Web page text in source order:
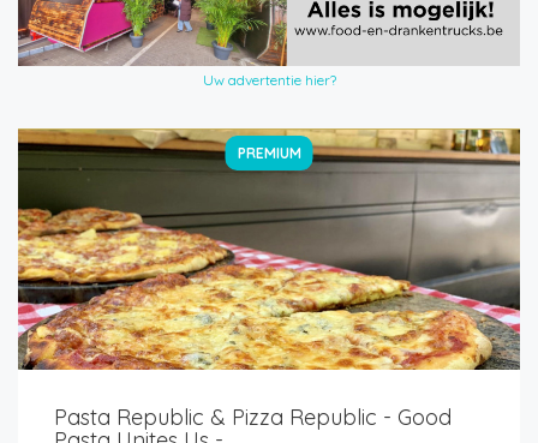
Uw advertentie hier?
PREMIUM
Pasta Republic & Pizza Republic - Good